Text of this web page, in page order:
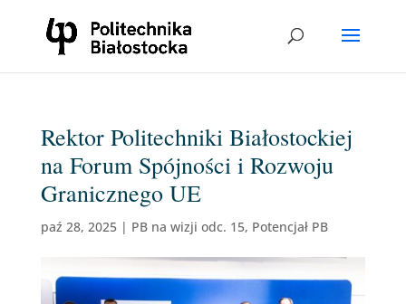
Rektor Politechniki Białostockiej
na Forum Spójności i Rozwoju
Granicznego UE
paź 28, 2025| PB na wizji odc. 15, Potencjał PB